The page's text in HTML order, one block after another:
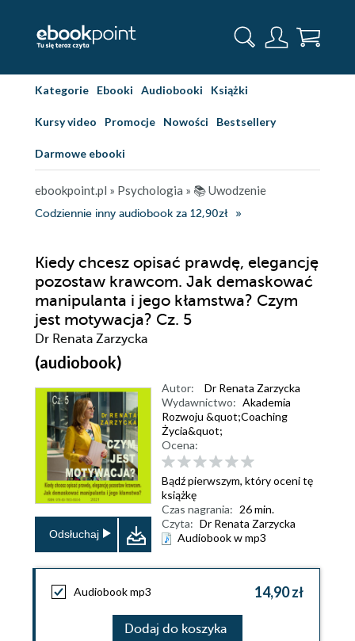
Kategorie Ebooki Audiobooki Książki
Kursy video Promocje Nowości Bestsellery
Darmowe ebooki
ebookpoint.pl » Psychologia » 📚 Uwodzenie
Codziennie inny audiobook za 12,90zł
Kiedy chcesz opisać prawdę, elegancję
pozostaw krawcom. Jak demaskować
manipulanta i jego kłamstwa? Czym
jest motywacja? Cz. 5
Dr Renata Zarzycka
(audiobook)
Odsłuchaj
Autor:
Dr Renata Zarzycka
Wydawnictwo: Akademia
Rozwoju &quot;Coaching
Życia&quot;
Ocena:
Bądź pierwszym, który oceni tę
książkę
Czas nagrania: 26 min.
Czyta: Dr Renata Zarzycka
Audiobook w mp3
Audiobook mp3 14,90 zł
Dodaj do koszyka